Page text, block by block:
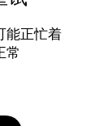
能正忙着
常